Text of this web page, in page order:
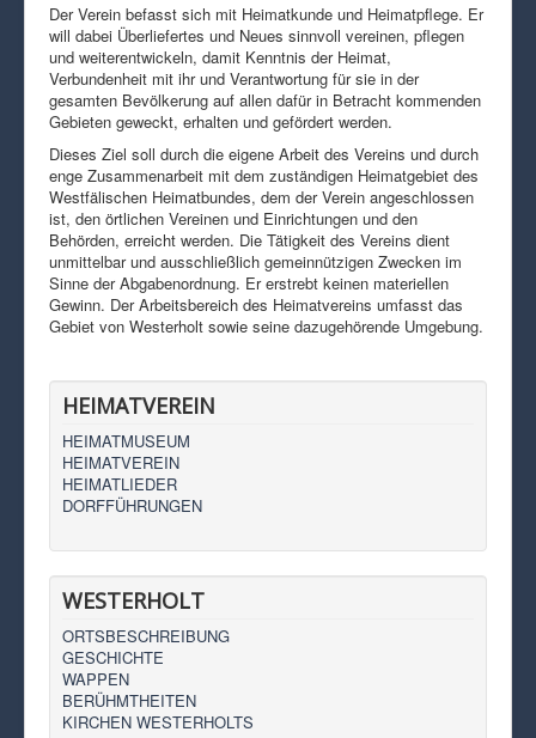
Der Verein befasst sich mit Heimatkunde und Heimatpflege. Er
will dabei Überliefertes und Neues sinnvoll vereinen, pflegen
und weiterentwickeln, damit Kenntnis der Heimat,
Verbundenheit mit ihr und Verantwortung für sie in der
gesamten Bevölkerung auf allen dafür in Betracht kommenden
Gebieten geweckt, erhalten und gefördert werden.
Dieses Ziel soll durch die eigene Arbeit des Vereins und durch
enge Zusammenarbeit mit dem zuständigen Heimatgebiet des
Westfälischen Heimatbundes, dem der Verein angeschlossen
ist, den örtlichen Vereinen und Einrichtungen und den
Behörden, erreicht werden. Die Tätigkeit des Vereins dient
unmittelbar und ausschließlich gemeinnützigen Zwecken im
Sinne der Abgabenordnung. Er erstrebt keinen materiellen
Gewinn. Der Arbeitsbereich des Heimatvereins umfasst das
Gebiet von Westerholt sowie seine dazugehörende Umgebung.
HEIMATVEREIN
HEIMATMUSEUM
HEIMATVEREIN
HEIMATLIEDER
DORFFÜHRUNGEN
WESTERHOLT
ORTSBESCHREIBUNG
GESCHICHTE
WAPPEN
BERÜHMTHEITEN
KIRCHEN WESTERHOLTS